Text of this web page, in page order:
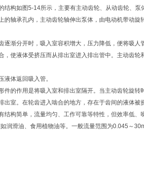
构如图5-14所示，主要有主动齿轮、从动齿轮、泵
轴承孔内，主动齿轮轴伸出泵体，由电动机带动旋
渐分开时，吸入室容积增大，压力降低，便将吸人
使液体受挤压而从排出室进入排出管中。主动齿轮
体返回吸入管。
的作用是将吸入室和排出室隔开。当主动齿轮旋转
室。在轮齿进入啮合的地方，存在于齿间的液体被
构简单，流量均匀、工作可靠等特性，但效率低、
润滑油、食用植物油等。一般流量范围为0.045～